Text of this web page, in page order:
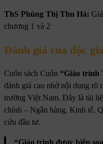
ThS Phùng Thị Thu Hà:
chương 1 và 2
Đánh giá của độc giả
Cuốn sách Cuốn “Giáo trình
đánh giá cao nhờ nội dung rõ
trường Việt Nam. Đây là tài
chính – Ngân hàng, Kinh tế,
cứu đầu tư.